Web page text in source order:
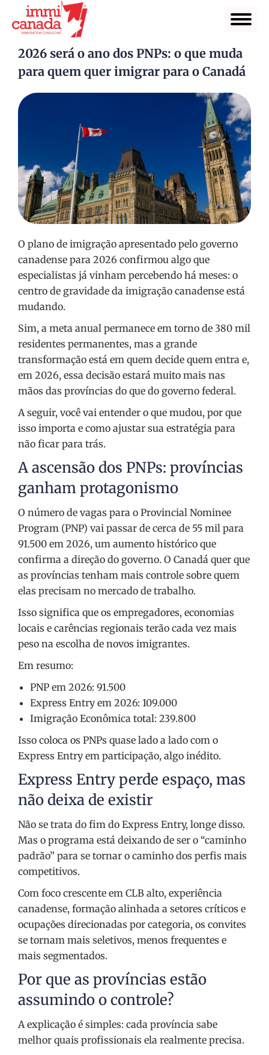
2026 será o ano dos PNPs: o que muda
para quem quer imigrar para o Canadá
O plano de imigração apresentado pelo governo
canadense para 2026 confirmou algo que
especialistas já vinham percebendo há meses: o
centro de gravidade da imigração canadense está
mudando.
Sim, a meta anual permanece em torno de 380 mil
residentes permanentes, mas a grande
transformação está em quem decide quem entra e,
em 2026, essa decisão estará muito mais nas
mãos das províncias do que do governo federal.
A seguir, você vai entender o que mudou, por que
isso importa e como ajustar sua estratégia para
não ficar para trás.
A ascensão dos PNPs: províncias
ganham protagonismo
O número de vagas para o Provincial Nominee
Program (PNP) vai passar de cerca de 55 mil para
91.500 em 2026, um aumento histórico que
confirma a direção do governo. O Canadá quer que
as províncias tenham mais controle sobre quem
elas precisam no mercado de trabalho.
Isso significa que os empregadores, economias
locais e carências regionais terão cada vez mais
peso na escolha de novos imigrantes.
Em resumo:
PNP em 2026: 91.500
Express Entry em 2026: 109.000
Imigração Econômica total: 239.800
Isso coloca os PNPs quase lado a lado com o
Express Entry em participação, algo inédito.
Express Entry perde espaço, mas
não deixa de existir
Não se trata do fim do Express Entry, longe disso.
Mas o programa está deixando de ser o “caminho
padrão” para se tornar o caminho dos perfis mais
competitivos.
Com foco crescente em CLB alto, experiência
canadense, formação alinhada a setores críticos e
ocupações direcionadas por categoria, os convites
se tornam mais seletivos, menos frequentes e
mais segmentados.
Por que as províncias estão
assumindo o controle?
A explicação é simples: cada província sabe
melhor quais profissionais ela realmente precisa.